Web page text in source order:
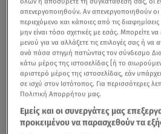
απενεργοποιηθούν. Αν απενεργοποιηθούν οι
περιεχόμενο και κάποιες από τις
μην είναι τόσο σχετικές με εσάς. Μπορείτε
μενού για να αλλάξετε τις επιλογές σας ή
ανά πάσα στιγμή πατώντας τον σύνδεσμο
κάτω μέρος της ιστοσελίδας [ή το
αριστερό μέρος της ιστοσελίδας, εάν
σε ισχύ στον Ιστότοπος. Για περισσότερες
Πολιτική Απορρήτου μας.
Εμείς και οι συνεργάτες μας
προκειμένου να παρασχεθούν τα